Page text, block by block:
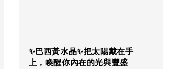
✨巴西黃水晶✨把太陽戴在手
上，喚醒你內在的光與豐盛